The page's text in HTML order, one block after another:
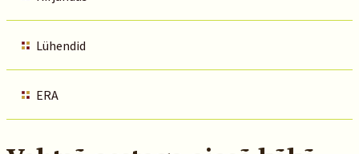
Lühendid
ERA